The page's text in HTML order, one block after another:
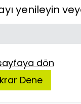
yenileyin
dön
Dene